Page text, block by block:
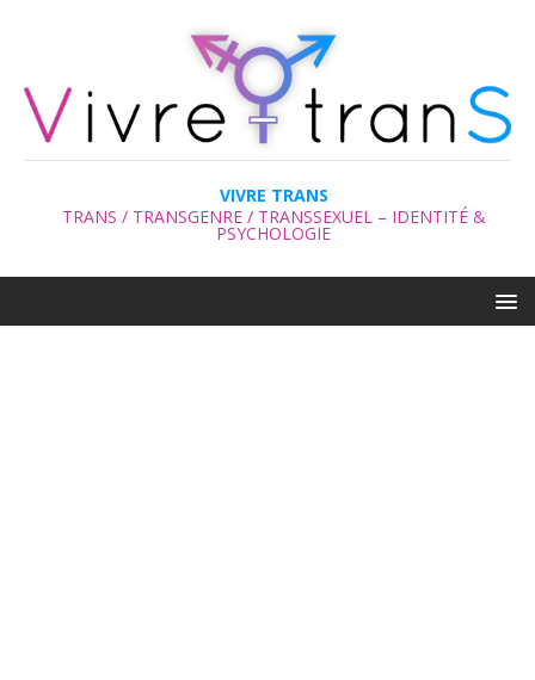
VIVRE TRANS
TRANS / TRANSGENRE / TRANSSEXUEL – IDENTITÉ &
PSYCHOLOGIE